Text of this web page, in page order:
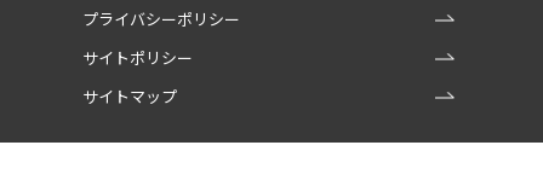
プライバシーポリシー
サイトポリシー
サイトマップ